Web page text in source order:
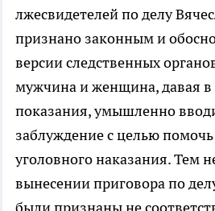
лжесвидетелей по делу
признано законным и
версии следственных
мужчина и женщина, давая в
показания, умышленно
заблуждение с целью
уголовного наказания. Тем
вынесении приговора по
были признаны не